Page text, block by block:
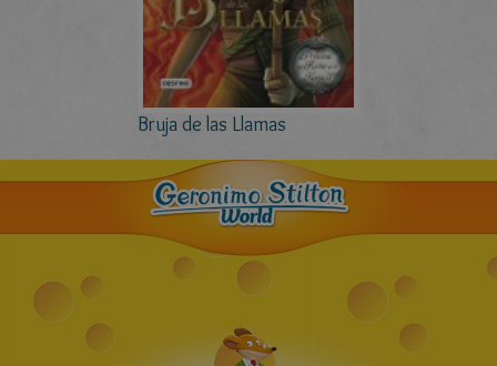
Bruja de las Llamas